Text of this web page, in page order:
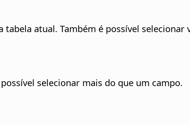
atual. Também é possível
selecionar mais do que um campo.